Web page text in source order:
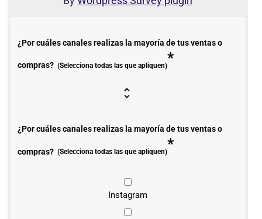
¿Por cuáles canales realizas la mayoría de tus ventas o
compras? (Selecciona todas las que apliquen)*
¿Por cuáles canales realizas la mayoría de tus ventas o
compras? (Selecciona todas las que apliquen)*
Instagram